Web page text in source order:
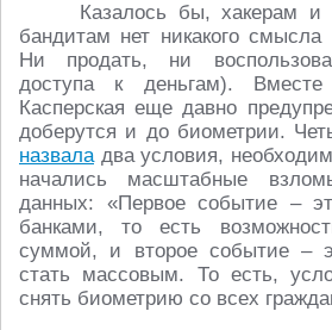
Казалось бы, хакерам
бандитам нет никакого смысла
Ни продать, ни
доступа к деньгам).
Касперская еще давно
доберутся и до биометрии.
назваладва условия,
начались масштабные
данных: «Первое событие –
банками, то есть
суммой, и второе событие –
стать массовым. То есть,
снять биометрию со всех